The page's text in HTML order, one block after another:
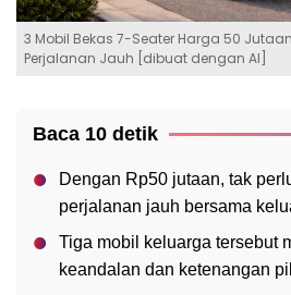
3 Mobil Bekas 7-Seater Harga 50
Perjalanan Jauh [dibuat dengan AI]
Baca 10 detik
Dengan Rp50 jutaan, tak
perjalanan jauh bersama
Tiga mobil keluarga tersebut
keandalan dan ketenangan